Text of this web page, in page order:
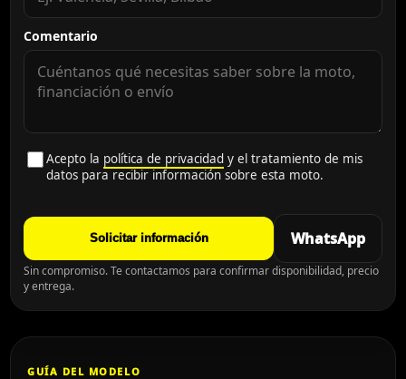
Comentario
Acepto la política de privacidad y el tratamiento de mis
datos para recibir información sobre esta moto.
Solicitar información WhatsApp
Sin compromiso. Te contactamos para confirmar disponibilidad, precio
y entrega.
GUÍA DEL MODELO